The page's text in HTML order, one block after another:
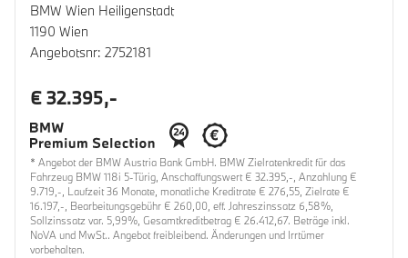
BMW Wien Heiligenstadt
1190 Wien
Angebotsnr: 2752181
€ 32.395,-
* Angebot der BMW Austria Bank GmbH. BMW Zielratenkredit für das
Fahrzeug BMW 118i 5-Türig, Anschaffungswert € 32.395,-, Anzahlung €
9.719,-, Laufzeit 36 Monate, monatliche Kreditrate € 276,55, Zielrate €
16.197,-, Bearbeitungsgebühr € 260,00, eff. Jahreszinssatz 6,58%,
Sollzinssatz var. 5,99%, Gesamtkreditbetrag € 26.412,67. Beträge inkl.
NoVA und MwSt.. Angebot freibleibend. Änderungen und Irrtümer
vorbehalten.